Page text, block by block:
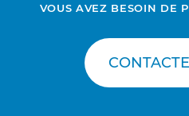
VOUS AVEZ BESOIN DE